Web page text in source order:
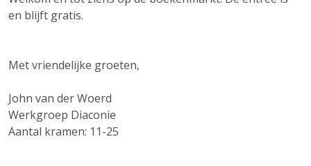
en blijft gratis.
Met vriendelijke groeten,
John van der Woerd
Werkgroep Diaconie
Aantal kramen: 11-25